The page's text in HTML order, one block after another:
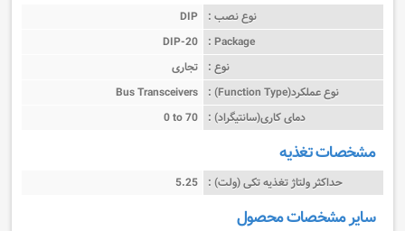
نوع نصب : DIP
Package :
DIP-20
نوع : تجاری
نوع عملکرد(Function Type) :
Bus Transceivers
دمای کاری(سانتیگراد) : 0 to 70
مشخصات تغذیه
حداکثر ولتاژ تغذیه تکی (ولت) : 5.25
سایر مشخصات محصول